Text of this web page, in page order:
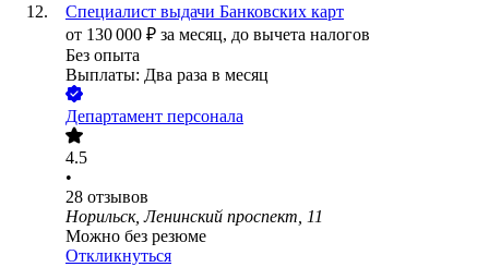
Специалист выдачи Банковских карт
от 130 000 ₽ за месяц, до вычета налогов
Без опыта
Выплаты: Два раза в месяц
Департамент персонала
4.5
•
28 отзывов
Норильск, Ленинский проспект, 11
Можно без резюме
Откликнуться